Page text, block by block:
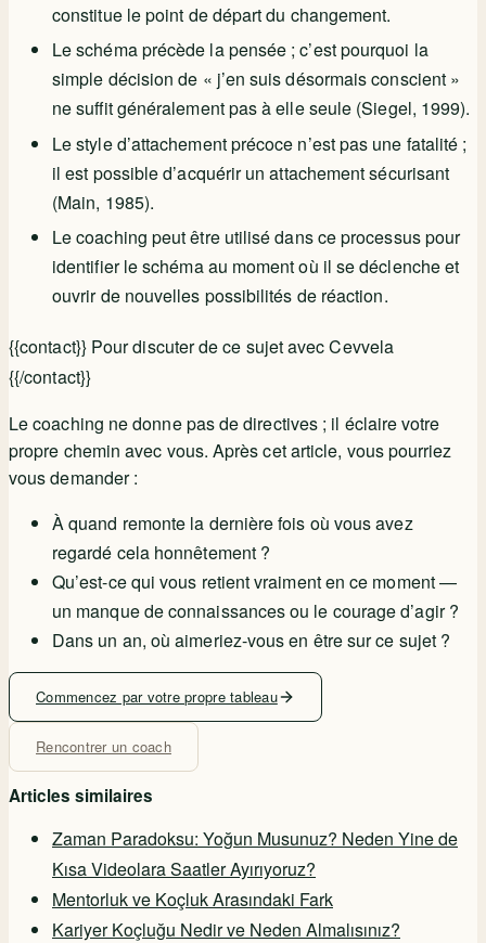
constitue le point de départ du changement.
Le schéma précède la pensée ; c’est pourquoi la
simple décision de « j’en suis désormais conscient »
ne suffit généralement pas à elle seule (Siegel, 1999).
Le style d’attachement précoce n’est pas une fatalité ;
il est possible d’acquérir un attachement sécurisant
(Main, 1985).
Le coaching peut être utilisé dans ce processus pour
identifier le schéma au moment où il se déclenche et
ouvrir de nouvelles possibilités de réaction.
{{contact}} Pour discuter de ce sujet avec Cevvela
{{/contact}}
Le coaching ne donne pas de directives ; il éclaire votre
propre chemin avec vous. Après cet article, vous pourriez
vous demander :
À quand remonte la dernière fois où vous avez
regardé cela honnêtement ?
Qu’est-ce qui vous retient vraiment en ce moment —
un manque de connaissances ou le courage d’agir ?
Dans un an, où aimeriez-vous en être sur ce sujet ?
Commencez par votre propre tableau
Rencontrer un coach
Articles similaires
Zaman Paradoksu: Yoğun Musunuz? Neden Yine de
Kısa Videolara Saatler Ayırıyoruz?
Mentorluk ve Koçluk Arasındaki Fark
Kariyer Koçluğu Nedir ve Neden Almalısınız?